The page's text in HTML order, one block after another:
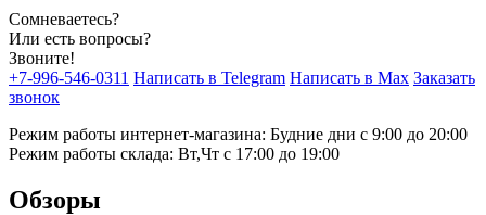
Сомневаетесь?
Или есть вопросы?
Звоните!
+7-996-546-0311 Написать в Telegram Написать в Max Заказать
звонок
Режим работы интернет-магазина: Будние дни с 9:00 до 20:00
Режим работы склада: Вт,Чт с 17:00 до 19:00
Обзоры